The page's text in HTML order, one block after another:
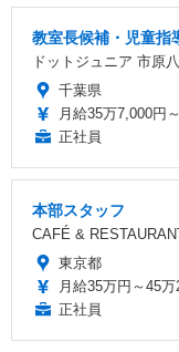
教室長候補・児童指
ドットジュニア 市原
千葉県
月給35万7,000円
正社員
本部スタッフ
CAFÉ &
東京都
月給35万円～45万
正社員